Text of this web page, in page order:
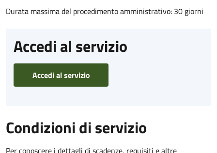
Durata massima del procedimento amministrativo: 30 giorni
Accedi al servizio
Accedi al servizio
Condizioni di servizio
Per conoscere i dettagli di scadenze, requisiti e altre